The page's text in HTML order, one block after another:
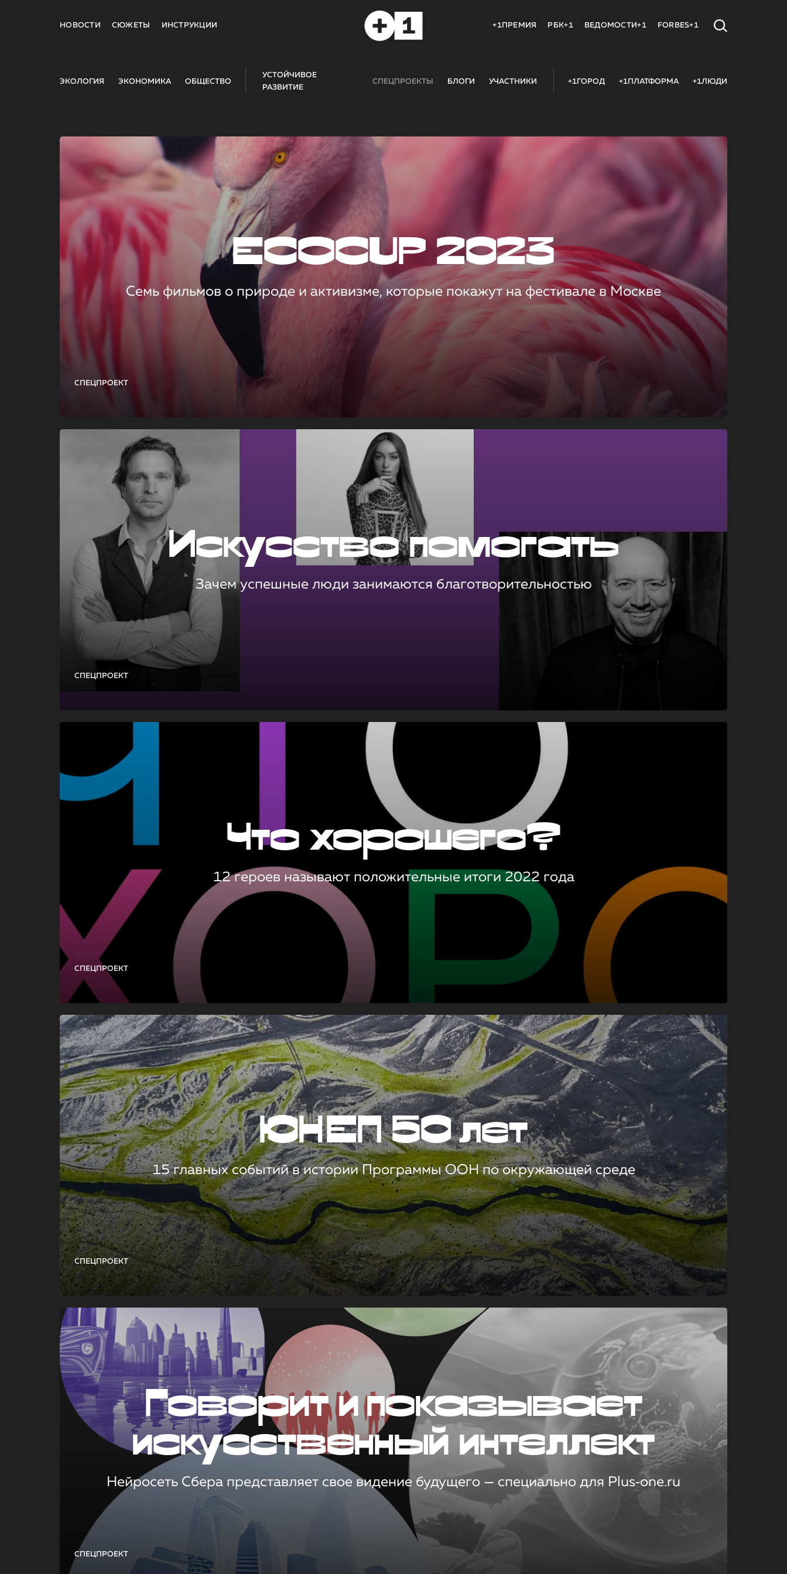
НОВОСТИ СЮЖЕТЫ ИНСТРУКЦИИ +1ПРЕМИЯ РБК+1 ВЕДОМОСТИ+1 FORBES+1
ЭКОЛОГИЯ ЭКОНОМИКА ОБЩЕСТВО
УСТОЙЧИВОЕ
РАЗВИТИЕ
СПЕЦПРОЕКТЫ БЛОГИ УЧАСТНИКИ +1ГОРОД +1ПЛАТФОРМА +1ЛЮДИ
СПЕЦПРОЕКТ
ECOCUP 2023
Семь фильмов о природе и активизме, которые покажут на фестивале в Москве
СПЕЦПРОЕКТ
Искусство помогать
Зачем успешные люди занимаются благотворительностью
СПЕЦПРОЕКТ
Что хорошего?
12 героев называют положительные итоги 2022 года
СПЕЦПРОЕКТ
ЮНЕП 50 лет
15 главных событий в истории Программы ООН по окружающей среде
СПЕЦПРОЕКТ
Говорит и показывает
искусственный интеллект
Нейросеть Сбера представляет свое видение будущего — специально для Plus‑one.ru